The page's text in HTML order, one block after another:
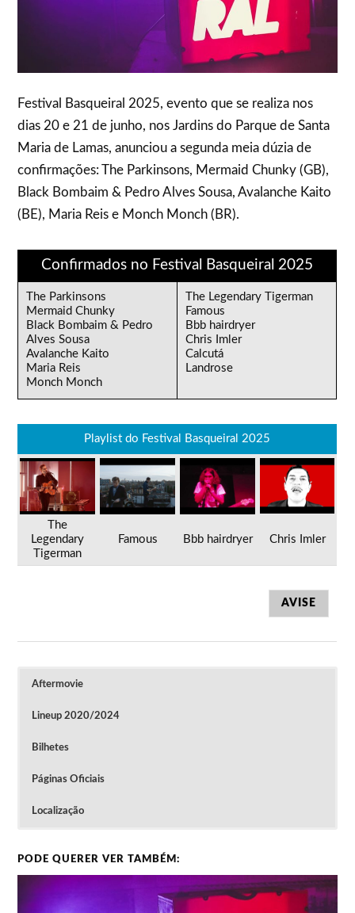
Festival Basqueiral 2025, evento que se realiza nos
dias 20 e 21 de junho, nos Jardins do Parque de Santa
Maria de Lamas, anunciou a segunda meia dúzia de
confirmações: The Parkinsons, Mermaid Chunky (GB),
Black Bombaim & Pedro Alves Sousa, Avalanche Kaito
(BE), Maria Reis e Monch Monch (BR).
Confirmados no Festival Basqueiral 2025
The Parkinsons
Mermaid Chunky
Black Bombaim & Pedro
Alves Sousa
Avalanche Kaito
Maria Reis
Monch Monch
The Legendary Tigerman
Famous
Bbb hairdryer
Chris Imler
Calcutá
Landrose
Playlist do Festival Basqueiral 2025
The
Legendary
Tigerman
Famous Bbb hairdryer Chris Imler
AVISE
Aftermovie
Lineup 2020/2024
Bilhetes
Páginas Oficiais
Localização
Lineup do Festival Basqueiral 2024
14 de Junho
2: 30,00 € (de 11/05/2025 até 10/06/2025) /
Fase 3: 35,00 € (a partir de 11/06/2025)
Diários: 20,00 € (apenas disponíveis após a
divulgação completa do cartaz)
PODE QUERER VER TAMBÉM: